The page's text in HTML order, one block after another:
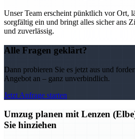
Unser Team erscheint pünktlich vor Ort,
sorgfältig ein und bringt alles sicher ans
und zuverlässig.
Alle Fragen geklärt?
Dann probieren Sie es jetzt aus und
Angebot an – ganz unverbindlich.
Jetzt Anfrage starten
Umzug planen mit Lenzen
Sie hinziehen